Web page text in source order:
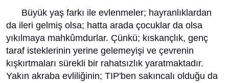
Büyük yaş farkı ile evlenmeler; hayranlıklardan
da ileri gelmiş olsa; hatta arada çocuklar da olsa
yıkılmaya mahkûmdurlar. Çünkü; kıskançlık, genç
taraf isteklerinin yerine gelemeyişi ve çevrenin
kışkırtmaları sürekli bir rahatsızlık yaratmaktadır.
Yakın akraba evliliğinin; TIP'ben sakıncalı olduğu da